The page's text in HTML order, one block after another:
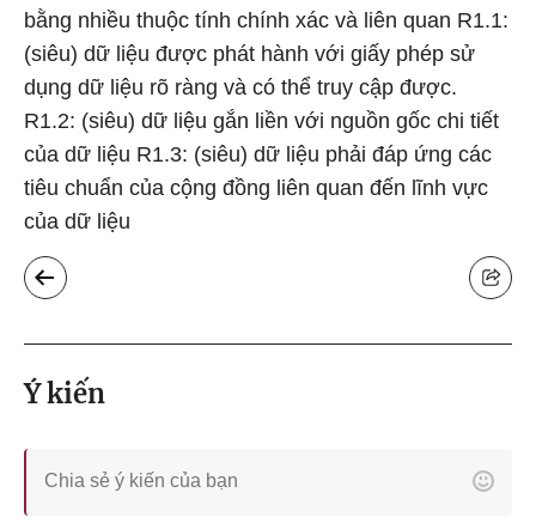
bằng nhiều thuộc tính chính xác và liên quan R1.1:
(siêu) dữ liệu được phát hành với giấy phép sử
dụng dữ liệu rõ ràng và có thể truy cập được.
R1.2: (siêu) dữ liệu gắn liền với nguồn gốc chi tiết
của dữ liệu R1.3: (siêu) dữ liệu phải đáp ứng các
tiêu chuẩn của cộng đồng liên quan đến lĩnh vực
của dữ liệu
Ý kiến